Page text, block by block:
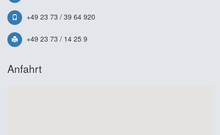
+49 23 73 / 39 64 920
+49 23 73 / 14 25 9
Anfahrt